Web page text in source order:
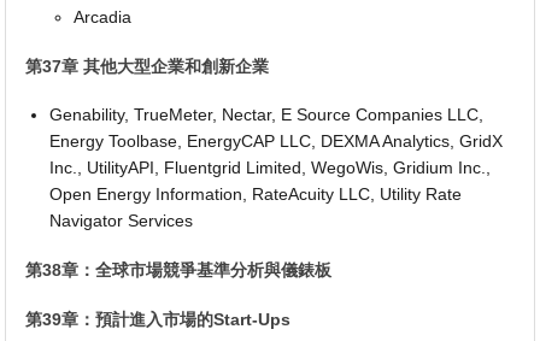
Arcadia
第37章 其他大型企業和創新企業
Genability, TrueMeter, Nectar, E Source Companies LLC,
Energy Toolbase, EnergyCAP LLC, DEXMA Analytics, GridX
Inc., UtilityAPI, Fluentgrid Limited, WegoWis, Gridium Inc.,
Open Energy Information, RateAcuity LLC, Utility Rate
Navigator Services
第38章：全球市場競爭基準分析與儀錶板
第39章：預計進入市場的Start-Ups